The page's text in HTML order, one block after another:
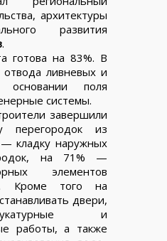
архитектуры
развития
.
готова на 83%. В
ливневых и
поля
системы.
завершили
перегородок из
кладку наружных
на 71% —
элементов
Кроме того на
двери,
и
работы, а также